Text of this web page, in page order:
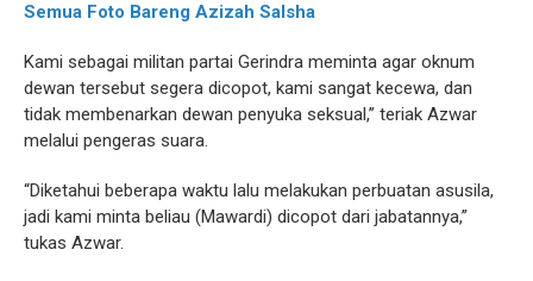
Semua Foto Bareng Azizah Salsha
Kami sebagai militan partai Gerindra meminta agar oknum
dewan tersebut segera dicopot, kami sangat kecewa, dan
tidak membenarkan dewan penyuka seksual,” teriak Azwar
melalui pengeras suara.
“Diketahui beberapa waktu lalu melakukan perbuatan asusila,
jadi kami minta beliau (Mawardi) dicopot dari jabatannya,”
tukas Azwar.